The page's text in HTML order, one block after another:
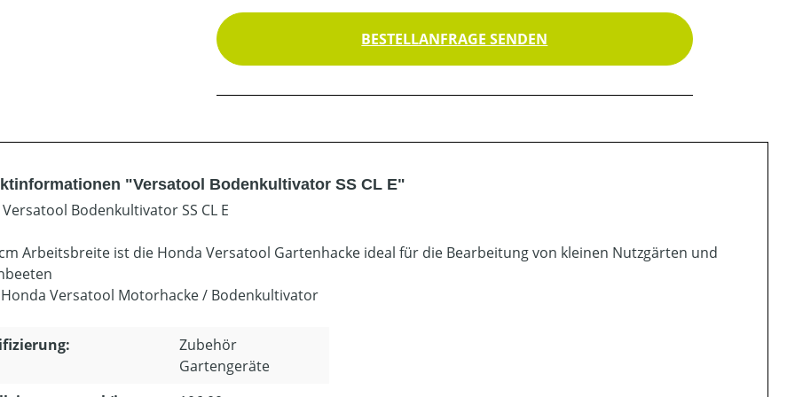
BESTELLANFRAGE SENDEN
"Versatool Bodenkultivator SS CL E"
Bodenkultivator SS CL E
Arbeitsbreite ist die Honda Versatool Gartenhacke ideal für die Bearbeitung von kleinen Nutzgärten und
Versatool Motorhacke / Bodenkultivator
Zubehör
Gartengeräte